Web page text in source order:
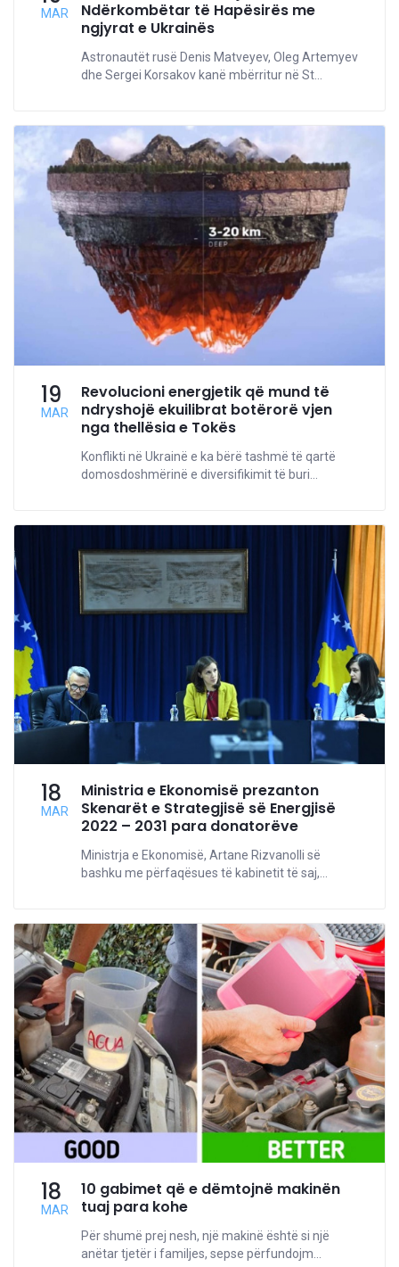
MAR
Ndërkombëtar të Hapësirës me
ngjyrat e Ukrainës
Astronautët rusë Denis Matveyev, Oleg Artemyev
dhe Sergei Korsakov kanë mbërritur në St...
19
MAR
Revolucioni energjetik që mund të
ndryshojë ekuilibrat botërorë vjen
nga thellësia e Tokës
Konflikti në Ukrainë e ka bërë tashmë të qartë
domosdoshmërinë e diversifikimit të buri...
18
MAR
Ministria e Ekonomisë prezanton
Skenarët e Strategjisë së Energjisë
2022 – 2031 para donatorëve
Ministrja e Ekonomisë, Artane Rizvanolli së
bashku me përfaqësues të kabinetit të saj,...
18
MAR
10 gabimet që e dëmtojnë makinën
tuaj para kohe
Për shumë prej nesh, një makinë është si një
anëtar tjetër i familjes, sepse përfundojm...